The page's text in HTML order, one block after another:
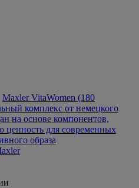
Maxler VitaWomen (180
комплекс от немецкого
на основе компонентов,
ценность для современных
образа